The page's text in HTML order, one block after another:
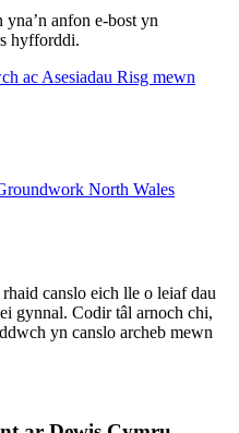
anfon e-bost yn
hyfforddi.
ac Asesiadau Risg mewn
North Wales
canslo eich lle o leiaf dau
gynnal. Codir tâl arnoch chi,
yn canslo archeb mewn